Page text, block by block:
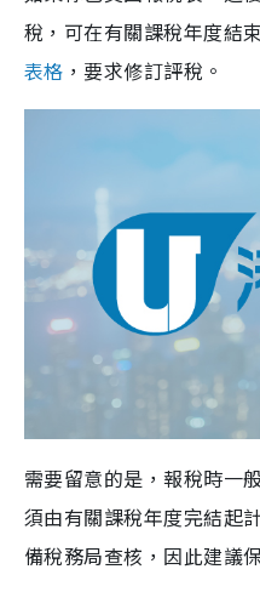
稅，可在有關課稅年度結
表格 ，要求修訂評稅。
需要留意的是，報稅時一
須由有關課稅年度完結起
備稅務局查核，因此建議